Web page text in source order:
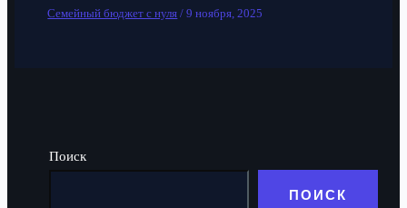
Семейный бюджет с нуля /9 ноября, 2025
Поиск
ПОИСК